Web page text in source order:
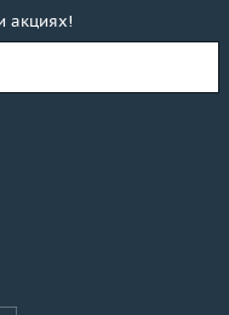
акциях!